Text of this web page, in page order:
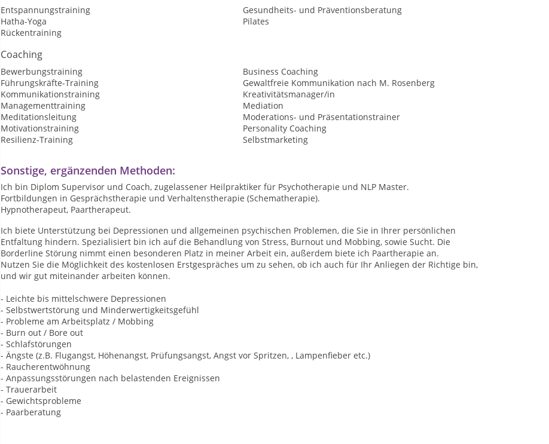
Entspannungstraining
Gesundheits- und Präventionsberatung
Hatha-Yoga
Pilates
Rückentraining
Coaching
Bewerbungstraining
Business Coaching
Führungskräfte-Training
Gewaltfreie Kommunikation nach M. Rosenberg
Kommunikationstraining
Kreativitätsmanager/in
Managementtraining
Mediation
Meditationsleitung
Moderations- und Präsentationstrainer
Motivationstraining
Personality Coaching
Resilienz-Training
Selbstmarketing
Sonstige, ergänzenden Methoden:
Ich bin Diplom Supervisor und Coach, zugelassener Heilpraktiker für Psychotherapie und NLP Master.
Fortbildungen in Gesprächstherapie und Verhaltenstherapie (Schematherapie).
Hypnotherapeut, Paartherapeut.
Ich biete Unterstützung bei Depressionen und allgemeinen psychischen Problemen, die Sie in Ihrer persönlichen
Entfaltung hindern. Spezialisiert bin ich auf die Behandlung von Stress, Burnout und Mobbing, sowie Sucht. Die
Borderline Störung nimmt einen besonderen Platz in meiner Arbeit ein, außerdem biete ich Paartherapie an.
Nutzen Sie die Möglichkeit des kostenlosen Erstgespräches um zu sehen, ob ich auch für Ihr Anliegen der Richtige bin,
und wir gut miteinander arbeiten können.
- Leichte bis mittelschwere Depressionen
- Selbstwertstörung und Minderwertigkeitsgefühl
- Probleme am Arbeitsplatz / Mobbing
- Burn out / Bore out
- Schlafstörungen
- Ängste (z.B. Flugangst, Höhenangst, Prüfungsangst, Angst vor Spritzen, , Lampenfieber etc.)
- Raucherentwöhnung
- Anpassungsstörungen nach belastenden Ereignissen
- Trauerarbeit
- Gewichtsprobleme
- Paarberatung